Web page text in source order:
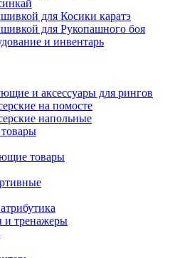
для Косики каратэ
для Рукопашного боя
и инвентарь
и аксессуары для рингов
на помосте
напольные
товары
и тренажеры